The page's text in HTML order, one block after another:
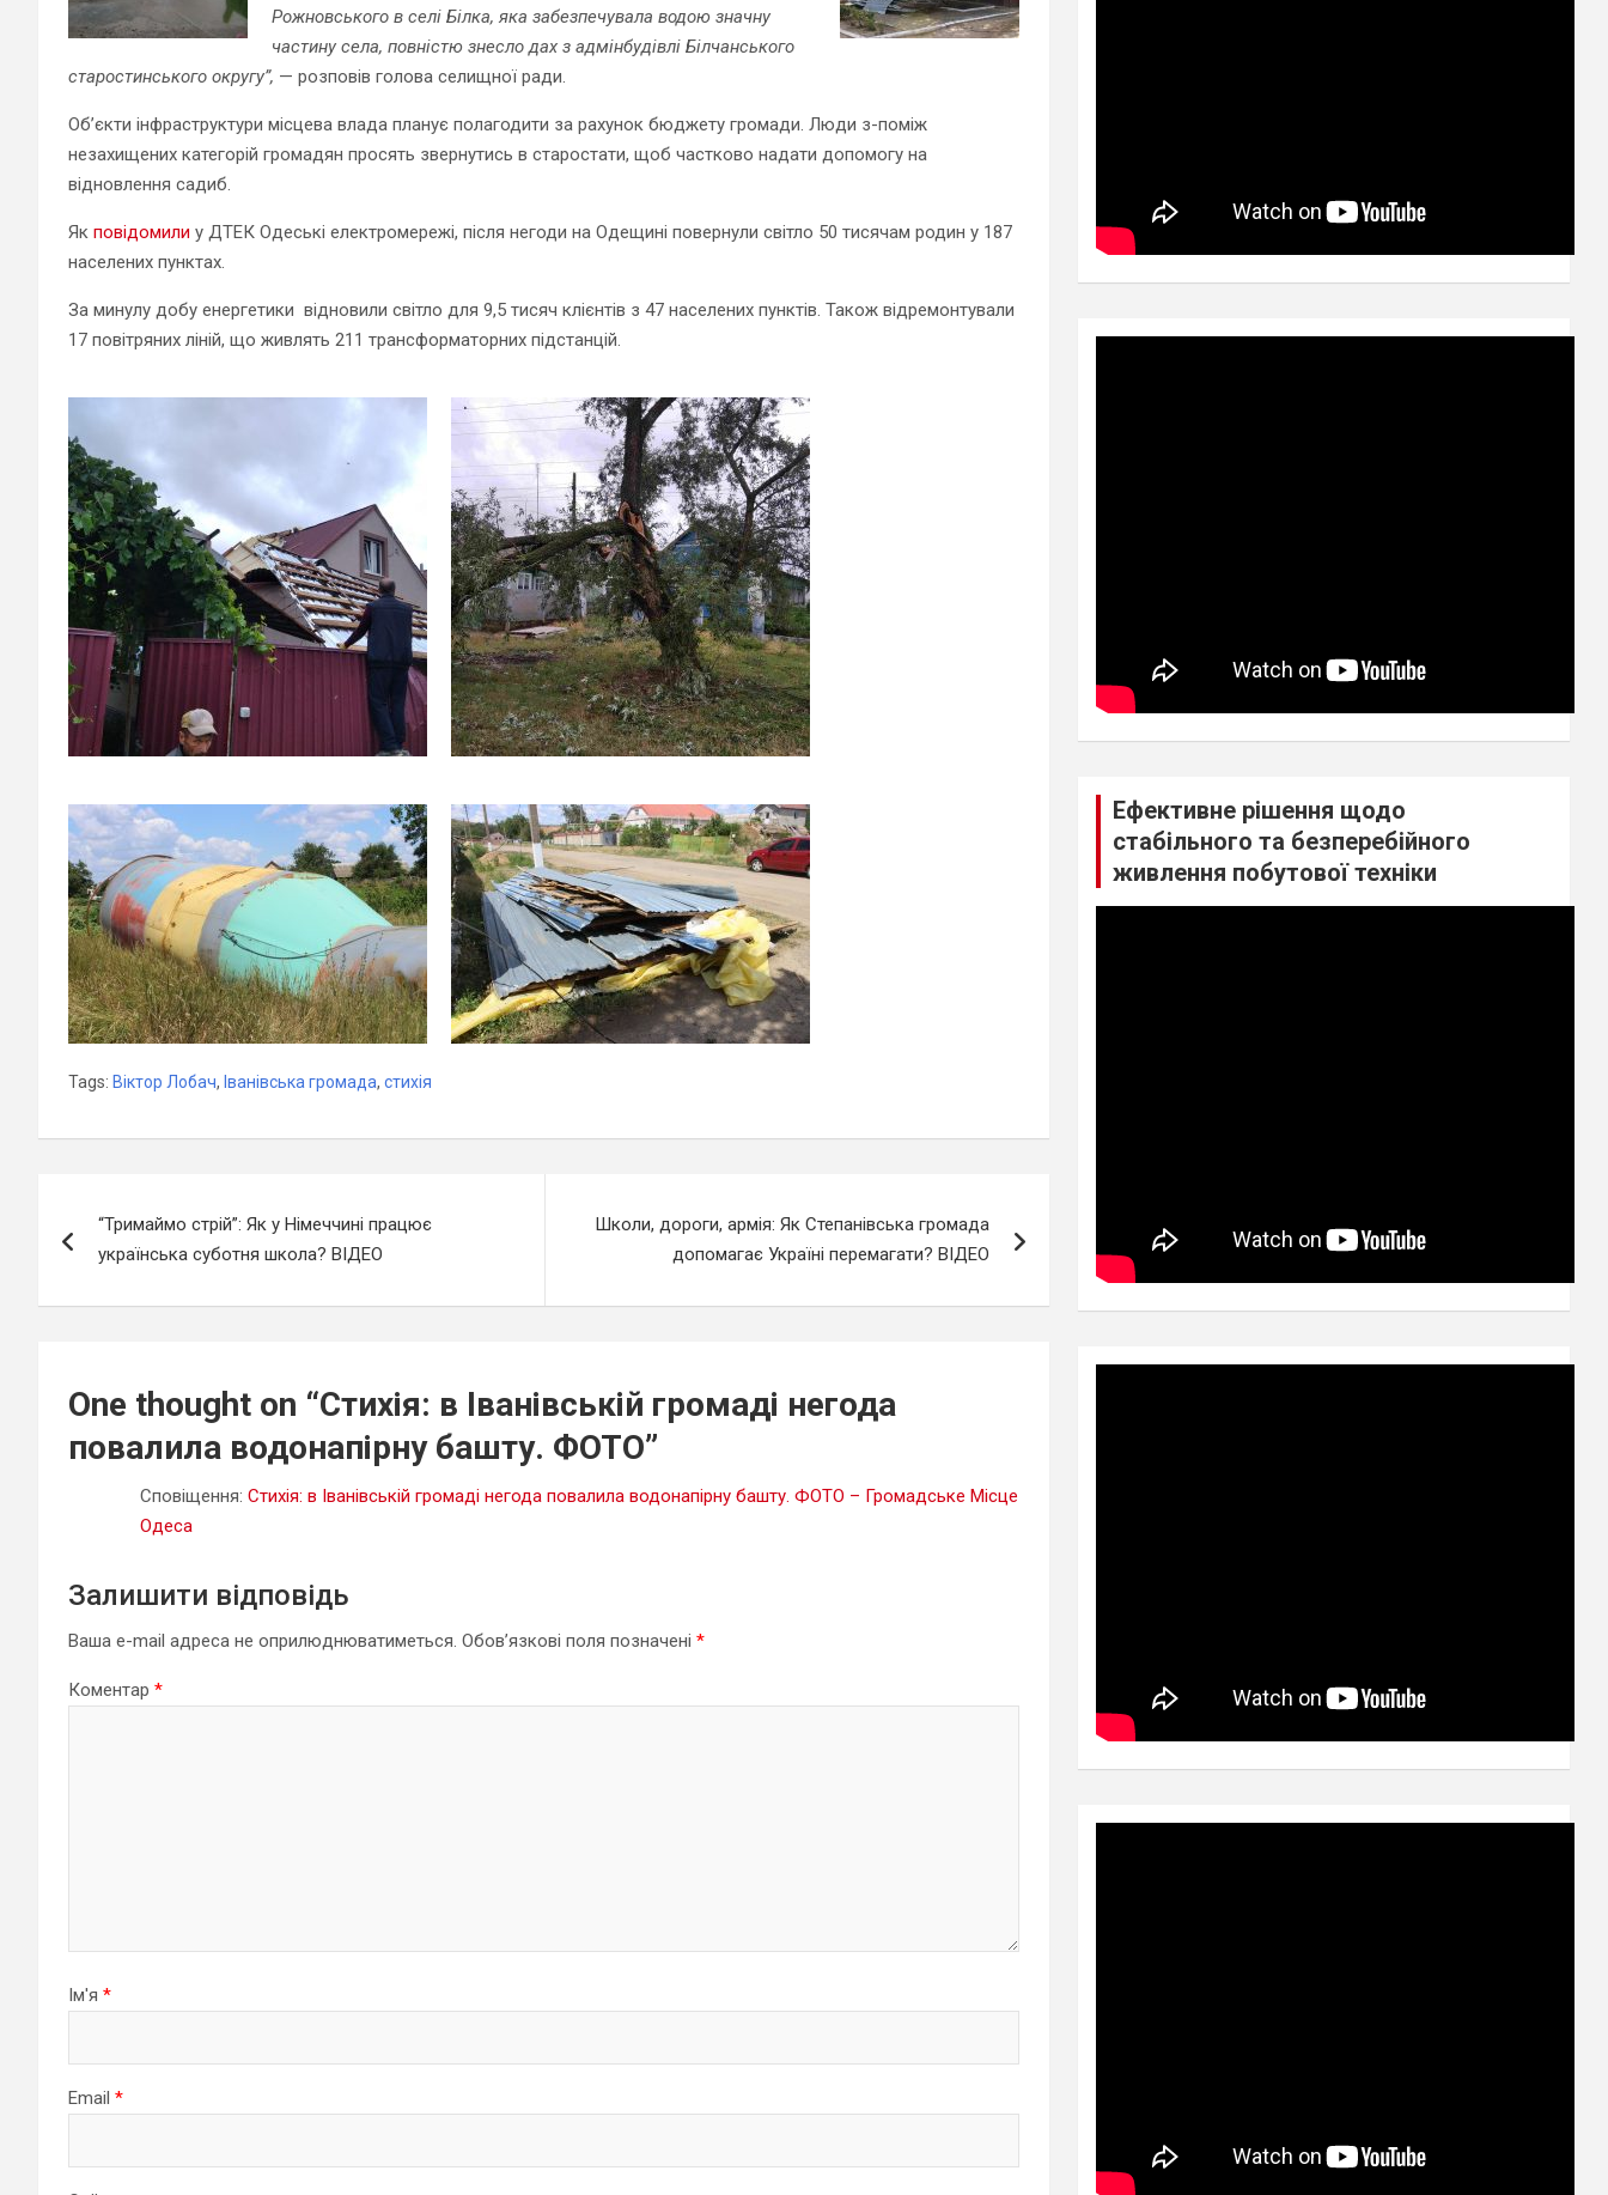
Рожновського в селі Білка, яка забезпечувала водою значну
частину села, повністю знесло дах з адмінбудівлі Білчанського
старостинського округу”, — розповів голова селищної ради.
Об’єкти інфраструктури місцева влада планує полагодити за рахунок бюджету громади. Люди з-поміж
незахищених категорій громадян просять звернутись в старостати, щоб частково надати допомогу на
відновлення садиб.
Як повідомили у ДТЕК Одеські електромережі, після негоди на Одещині повернули світло 50 тисячам родин у 187
населених пунктах.
За минулу добу енергетики відновили світло для 9,5 тисяч клієнтів з 47 населених пунктів. Також відремонтували
17 повітряних ліній, що живлять 211 трансформаторних підстанцій.
Tags: Віктор Лобач, Іванівська громада, стихія
записів
“Тримаймо стрій”: Як у Німеччині працює
українська суботня школа? ВІДЕО
Школи, дороги, армія: Як Степанівська громада
допомагає Україні перемагати? ВІДЕО
One thought on “Стихія: в Іванівській громаді негода
повалила водонапірну башту. ФОТО”
Сповіщення: Стихія: в Іванівській громаді негода повалила водонапірну башту. ФОТО – Громадське Місце
Одеса
Залишити відповідь
Ваша e-mail адреса не оприлюднюватиметься. Обов’язкові поля позначені *
Коментар *
Ім'я *
Email *
Ефективне рішення щодо
стабільного та безперебійного
живлення побутової техніки